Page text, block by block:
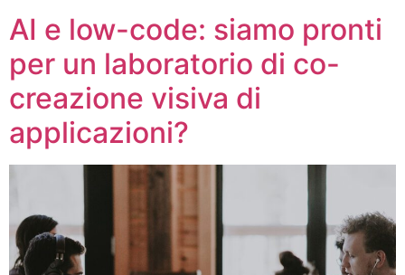
AI e low-code: siamo pronti
per un laboratorio di co-
creazione visiva di
applicazioni?